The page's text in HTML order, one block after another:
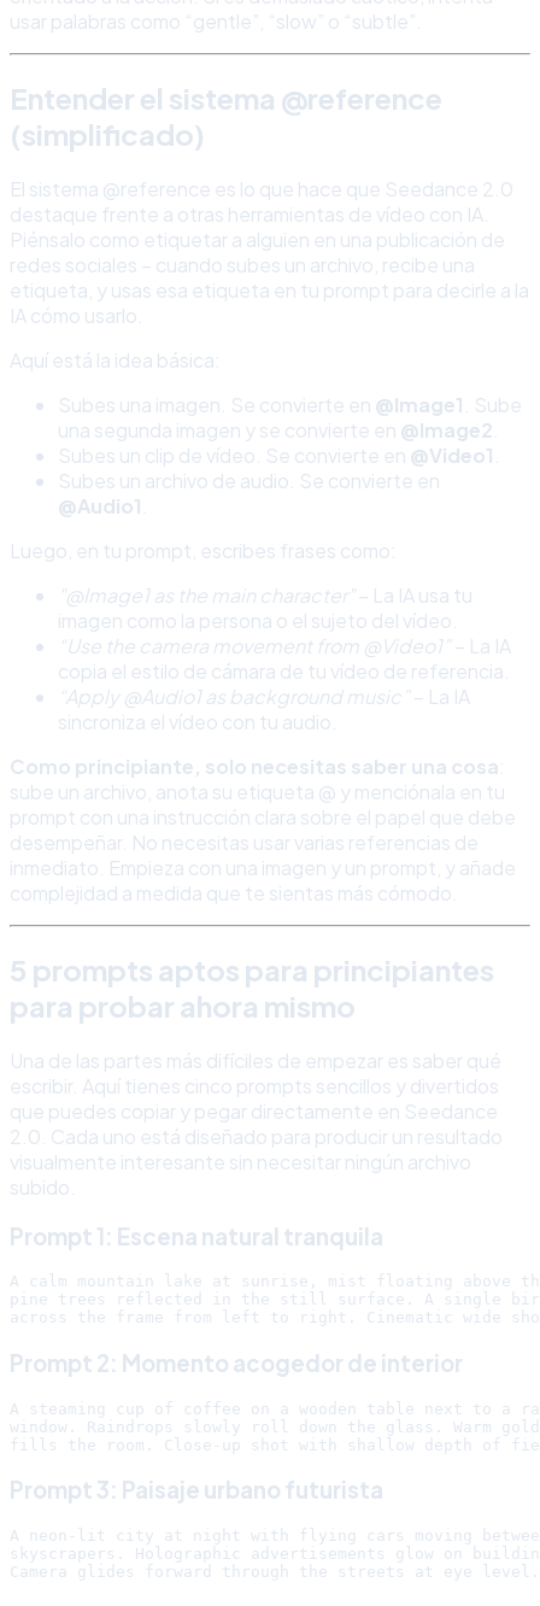
usar palabras como “gentle”, “slow” o “subtle”.
Entender el sistema @reference
(simplificado)
El sistema @reference es lo que hace que Seedance 2.0
destaque frente a otras herramientas de vídeo con IA.
Piénsalo como etiquetar a alguien en una publicación de
redes sociales – cuando subes un archivo, recibe una
etiqueta, y usas esa etiqueta en tu prompt para decirle a la
IA cómo usarlo.
Aquí está la idea básica:
Subes una imagen. Se convierte en @Image1 . Sube
una segunda imagen y se convierte en @Image2
Subes un clip de vídeo. Se convierte en @Video1
Subes un archivo de audio. Se convierte en
@Audio1
Luego, en tu prompt, escribes frases como:
"@Image1 as the main character" – La IA usa tu
imagen como la persona o el sujeto del vídeo.
“Use the camera movement from @Video1” – La IA
copia el estilo de cámara de tu vídeo de referencia.
“Apply @Audio1 as background music” – La IA
sincroniza el vídeo con tu audio.
Como principiante, solo necesitas saber una cosa:
sube un archivo, anota su etiqueta @ y menciónala en tu
prompt con una instrucción clara sobre el papel que debe
desempeñar. No necesitas usar varias referencias de
inmediato. Empieza con una imagen y un prompt, y añade
complejidad a medida que te sientas más cómodo.
5 prompts aptos para principiantes
para probar ahora mismo
Una de las partes más difíciles de empezar es saber qué
escribir. Aquí tienes cinco prompts sencillos y divertidos
que puedes copiar y pegar directamente en Seedance
2.0. Cada uno está diseñado para producir un resultado
visualmente interesante sin necesitar ningún archivo
subido.
Prompt 1: Escena natural tranquila
A calm mountain lake at sunrise, mist floating above
pine trees reflected in the still surface. A single
Prompt 2: Momento acogedor de interior
A steaming cup of coffee on a wooden table next to a
window. Raindrops slowly roll down the glass. Warm
Prompt 3: Paisaje urbano futurista
A neon-lit city at night with flying cars moving
skyscrapers. Holographic advertisements glow on